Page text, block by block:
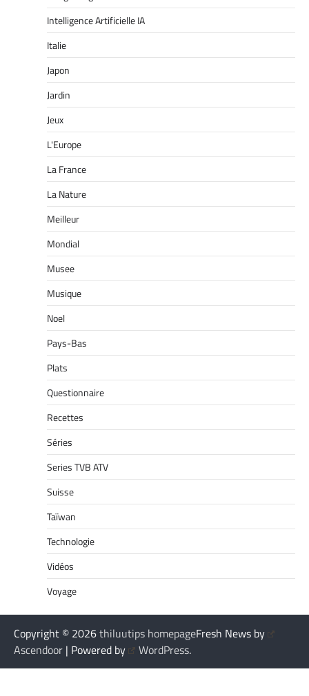
Intelligence Artificielle IA
Italie
Japon
Jardin
Jeux
L'Europe
La France
La Nature
Meilleur
Mondial
Musee
Musique
Noel
Pays-Bas
Plats
Questionnaire
Recettes
Séries
Series TVB ATV
Suisse
Taïwan
Technologie
Vidéos
Voyage
Copyright © 2026thiluutips homepageFresh News by
Ascendoor | Powered by WordPress.